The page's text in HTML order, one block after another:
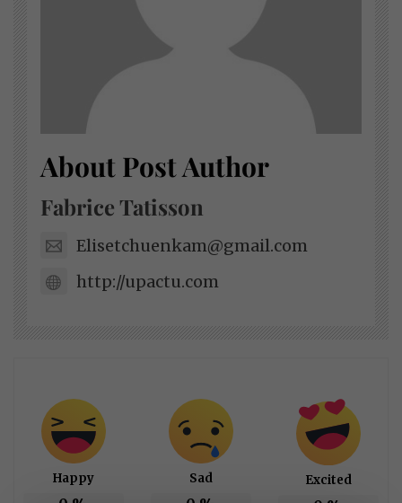
About Post Author
Fabrice Tatisson
Elisetchuenkam@gmail.com
http://upactu.com
Happy Sad Excited